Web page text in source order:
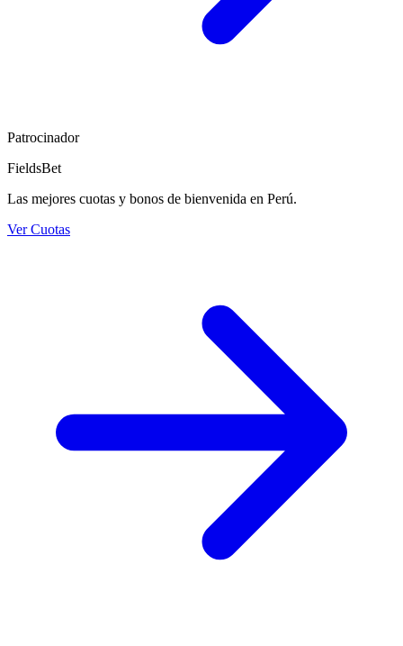
Patrocinador
FieldsBet
Las mejores cuotas y bonos de bienvenida en Perú.
Ver Cuotas